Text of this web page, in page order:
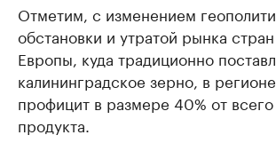
Отметим, с изменением
обстановки и утратой рынка
Европы, куда традиционно
калининградское зерно, в
профицит в размере 40% от всего
продукта.